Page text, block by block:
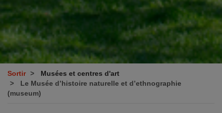
Sortir
Musées et centres d'art
Le Musée d’histoire naturelle et d’ethnographie
(museum)